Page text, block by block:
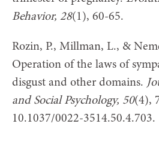
Behavior, 28(1), 60-65.
Rozin, P., Millman, L., &
Operation of the laws of
disgust and other domains.
and Social Psychology, 50(4),
10.1037/0022-3514.50.4.703.